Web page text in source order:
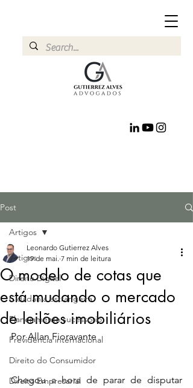
Post
Artigos
Direito Digital
Cidadania estrangeira
Planejamento sucessório
Previdência internacional
Direito do Consumidor
Direito Empresarial
Artigos
O modelo de cotas que
está mudando o mercado
de leilões imobiliários
Leonardo Gutierrez Alves
19 de mai. 7 min de leitura
Por Allan Fioravante
Chegou a hora de parar de disputar